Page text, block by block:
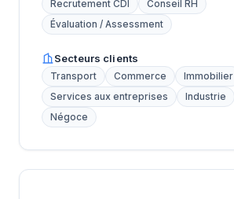
Recrutement CDI
Conseil RH
Évaluation / Assessment
Secteurs clients
Transport Commerce
Immobilier
Services aux entreprises
Industrie
Négoce